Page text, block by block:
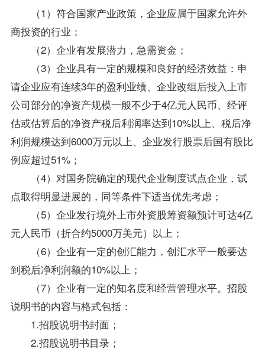
（1）符合国家产业政策，企业应属于国家允许外
商投资的行业；
（2）企业有发展潜力，急需资金；
（3）企业具有一定的规模和良好的经济效益：申
请企业应有连续3年的盈利业绩、企业改组后投入上市
公司部分的净资产规模一般不少于4亿元人民币、经评
估或估算后的净资产税后利润率达到10%以上、税后净
利润规模达到6000万元以上、企业发行股票后国有股比
例应超过51%；
（4）对国务院确定的现代企业制度试点企业，试
点取得明显进展的，同等条件下适当优先考虑；
（5）企业发行境外上市外资股筹资额预计可达4亿
元人民币（折合约5000万美元）以上；
（6）企业有一定的创汇能力，创汇水平一般要达
到税后净利润额的10%以上；
（7）企业有一定的知名度和经营管理水平。招股
说明书的内容与格式包括：
1.招股说明书封面；
2.招股说明书目录；